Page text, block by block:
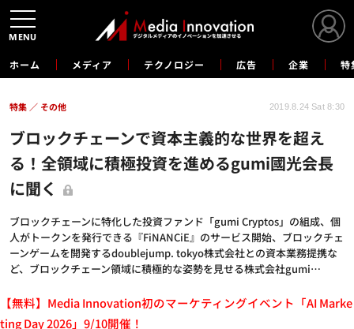
ホーム メディア テクノロジー 広告 企業 特
ブロックチェーンで資本主義的な世界を超え
る！全領域に積極投資を進めるgumi國光会長
に聞く
ブロックチェーンに特化した投資ファンド「gumi Cryptos」の組成、個
人がトークンを発行できる『FiNANCiE』のサービス開始、ブロックチェ
ーンゲームを開発するdoublejump. tokyo株式会社との資本業務提携な
ど、ブロックチェーン領域に積極的な姿勢を見せる株式会社gumi…
特集 その他 2019.8.24 Sat 8:30
【無料】Media Innovation初のマーケティングイベント「AI Marke
ting Day 2026」9/10開催！
MENU